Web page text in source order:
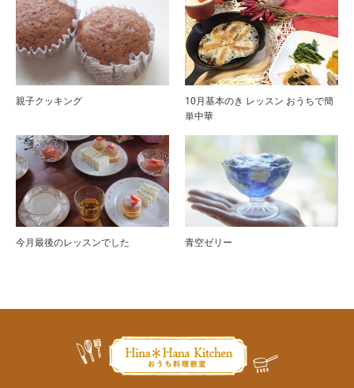
親子クッキング
10月基本のき レッスン おうちで簡
単中華
今月最後のレッスンでした 青空ゼリー